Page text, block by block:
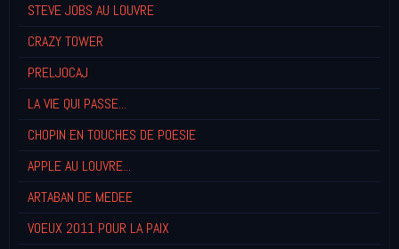
STEVE JOBS AU LOUVRE
CRAZY TOWER
PRELJOCAJ
LA VIE QUI PASSE...
CHOPIN EN TOUCHES DE POESIE
APPLE AU LOUVRE...
ARTABAN DE MEDEE
VOEUX 2011 POUR LA PAIX